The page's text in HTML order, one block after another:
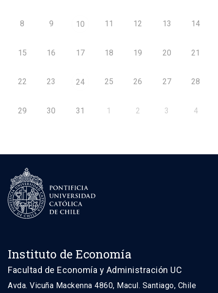
8 9 10 11 12 13 14
15 16 17 18 19 20 21
22 23 24 25 26 27 28
29 30 31 1 2 3 4
Instituto de Economía
Facultad de Economía y Administración UC
Avda. Vicuña Mackenna 4860, Macul. Santiago, Chile